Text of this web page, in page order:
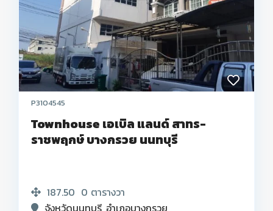
P3104545
Townhouse เอเบิล แลนด์ สาทร-
ราชพฤกษ์ บางกรวย นนทบุรี
187.50 0 ตารางวา